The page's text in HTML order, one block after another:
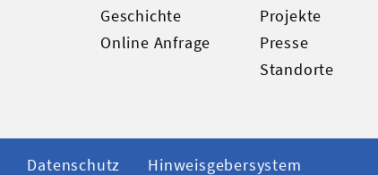
Geschichte
Online Anfrage
Projekte
Presse
Standorte
Datenschutz Hinweisgebersystem